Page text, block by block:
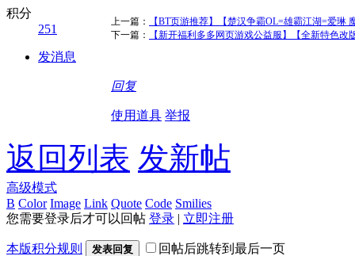
积分
251
发消息
上一篇：
【BT页游推荐】【楚汉争霸OL=雄霸江湖=爱琳
下一篇：
【新开福利多多网页游戏公益服】【全新特色
回复
使用道具 举报
返回列表 发新帖
高级模式
B Color Image Link Quote Code Smilies
您需要登录后才可以回帖 登录 | 立即注册
本版积分规则 发表回复 回帖后跳转到最后一页